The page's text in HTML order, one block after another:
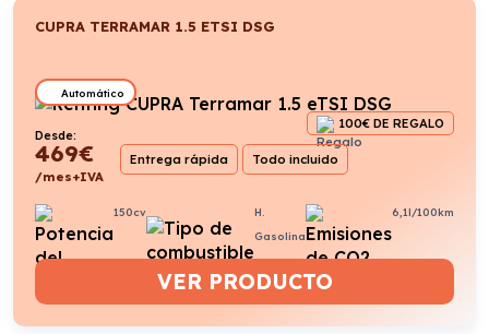
CUPRA TERRAMAR 1.5 ETSI DSG
Automático
100€ DE REGALO
Desde:
469€
/mes+IVA
Entrega rápida Todo incluido
150cv
H.
Gasolina
6,1l/100km
VER PRODUCTO